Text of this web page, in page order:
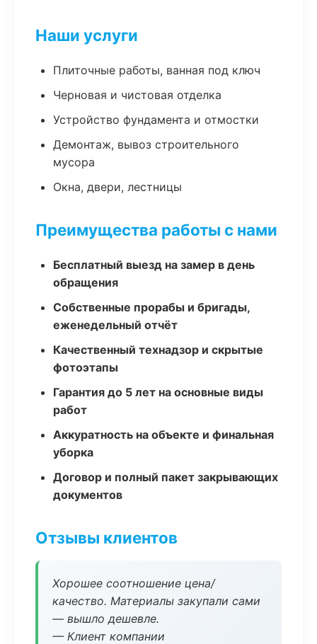
Наши услуги
Плиточные работы, ванная под ключ
Черновая и чистовая отделка
Устройство фундамента и отмостки
Демонтаж, вывоз строительного
мусора
Окна, двери, лестницы
Преимущества работы с нами
Бесплатный выезд на замер в день
обращения
Собственные прорабы и бригады,
еженедельный отчёт
Качественный технадзор и скрытые
фотоэтапы
Гарантия до 5 лет на основные виды
работ
Аккуратность на объекте и финальная
уборка
Договор и полный пакет закрывающих
документов
Отзывы клиентов
Хорошее соотношение цена/
качество. Материалы закупали сами
— вышло дешевле.
— Клиент компании